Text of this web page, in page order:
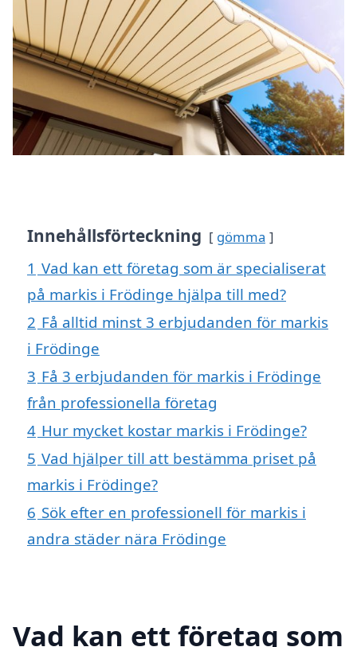
Innehållsförteckning gömma
1 Vad kan ett företag som är specialiserat
på markis i Frödinge hjälpa till med?
2 Få alltid minst 3 erbjudanden för markis
i Frödinge
3 Få 3 erbjudanden för markis i Frödinge
från professionella företag
4 Hur mycket kostar markis i Frödinge?
5 Vad hjälper till att bestämma priset på
markis i Frödinge?
6 Sök efter en professionell för markis i
andra städer nära Frödinge
Vad kan ett företag som